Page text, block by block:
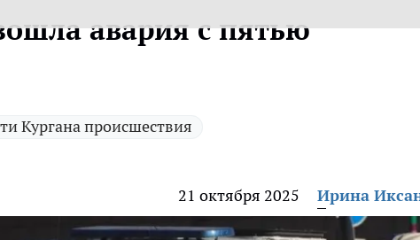
авария с пятью
Кургана происшествия
21 октября 2025 Ирина